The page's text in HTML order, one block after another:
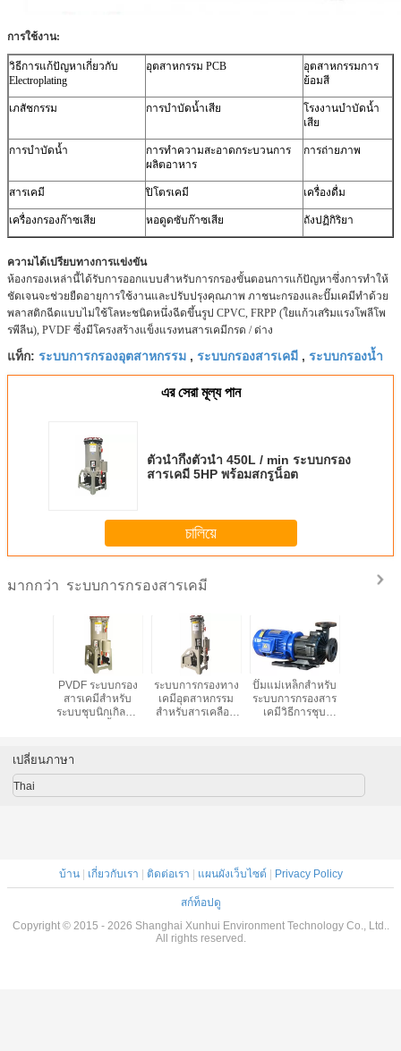
การใช้งาน:
วิธีการแก้ปัญหาเกี่ยวกับ
Electroplating
อุตสาหกรรม PCB
อุตสาหกรรมการ
ย้อมสี
เภสัชกรรม การบำบัดน้ำเสีย
โรงงานบำบัดน้ำ
เสีย
การบำบัดน้ำ
การทำความสะอาดกระบวนการ
ผลิตอาหาร
การถ่ายภาพ
สารเคมี ปิโตรเคมี เครื่องดื่ม
เครื่องกรองก๊าซเสีย หอดูดซับก๊าซเสีย ถังปฏิกิริยา
ความได้เปรียบทางการแข่งขัน
ห้องกรองเหล่านี้ได้รับการออกแบบสำหรับการกรองขั้นตอนการแก้ปัญหาซึ่งการทำให้
ชัดเจนจะช่วยยืดอายุการใช้งานและปรับปรุงคุณภาพ ภาชนะกรองและปั๊มเคมีทำด้วย
พลาสติกฉีดแบบไม่ใช้โลหะชนิดหนึ่งฉีดขึ้นรูป CPVC, FRPP (ใยแก้วเสริมแรงโพลีโพ
รพีลีน), PVDF ซึ่งมีโครงสร้างแข็งแรงทนสารเคมีกรด / ด่าง
แท็ก: ระบบการกรองอุตสาหกรรม , ระบบกรองสารเคมี , ระบบกรองน้ำ
এর সেরা মূল্য পান
ตัวนำกึ่งตัวนำ 450L / min ระบบกรอง
สารเคมี 5HP พร้อมสกรูน็อต
চালিয়ে
มากกว่า ระบบการกรองสารเคมี
PVDF ระบบกรอง
สารเคมีสำหรับ
ระบบชุบนิกเกิลฟิล
ระบบการกรองทาง
เคมีอุตสาหกรรม
สำหรับสารเคลือบ
ปั๊มแม่เหล็กสำหรับ
ระบบการกรองสาร
เคมีวิธีการชุบ
เปลี่ยนภาษา
Thai
บ้าน| เกี่ยวกับเรา ติดต่อเรา แผนผังเว็บไซต์ Privacy Policy
สก์ท็อปดู
Copyright © 2015 - 2026 Shanghai Xunhui Environment Technology Co., Ltd..
All rights reserved.